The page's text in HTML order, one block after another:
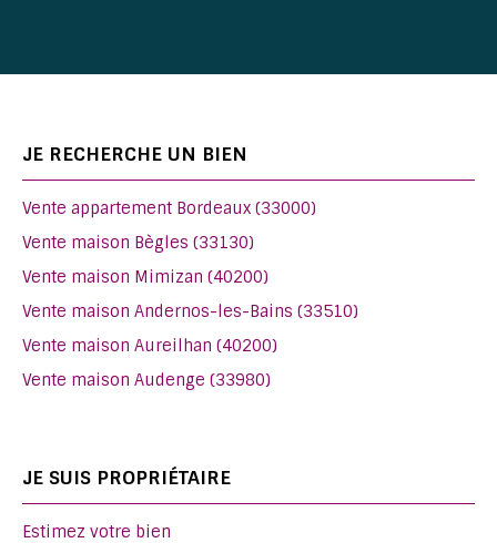
JE RECHERCHE UN BIEN
Vente appartement Bordeaux (33000)
Vente maison Bègles (33130)
Vente maison Mimizan (40200)
Vente maison Andernos-les-Bains (33510)
Vente maison Aureilhan (40200)
Vente maison Audenge (33980)
JE SUIS PROPRIÉTAIRE
Estimez votre bien